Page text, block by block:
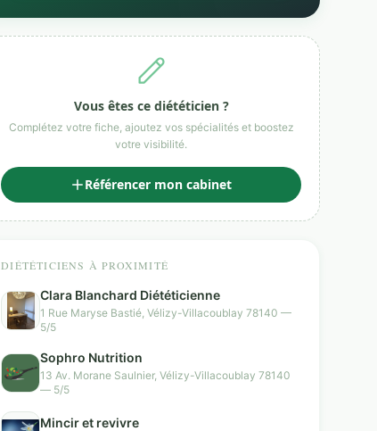
Vous êtes ce diététicien ?
Complétez votre fiche, ajoutez vos spécialités et boostez
votre visibilité.
Référencer mon cabinet
DIÉTÉTICIENS À PROXIMITÉ
Clara Blanchard Diététicienne
1 Rue Maryse Bastié, Vélizy-Villacoublay 78140 —
5/5
Sophro Nutrition
13 Av. Morane Saulnier, Vélizy-Villacoublay 78140
— 5/5
Mincir et revivre